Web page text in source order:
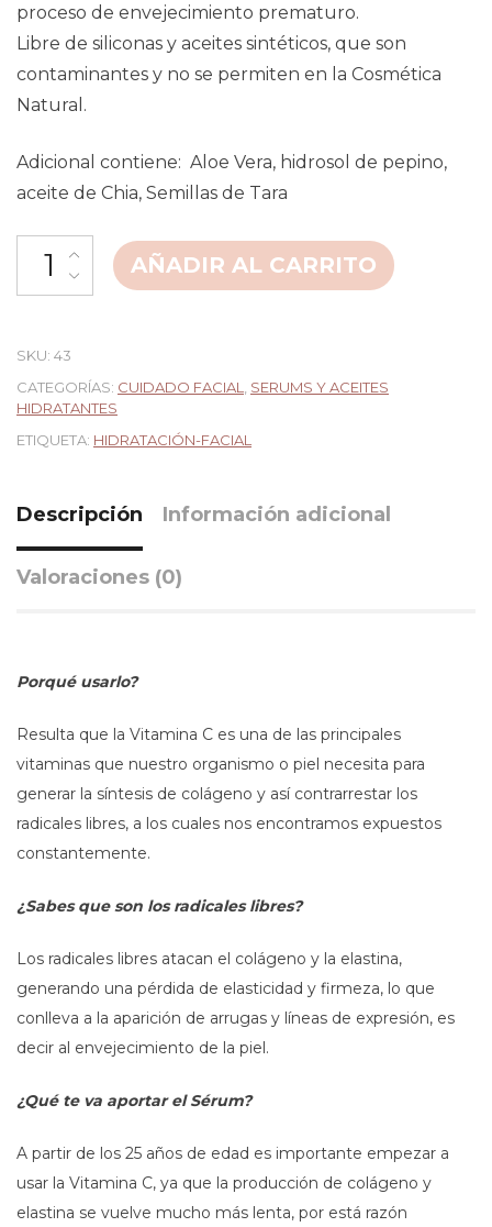
proceso de envejecimiento prematuro.
Libre de siliconas y aceites sintéticos, que son
contaminantes y no se permiten en la Cosmética
Natural.
Adicional contiene: Aloe Vera, hidrosol de pepino,
aceite de Chia, Semillas de Tara
AÑADIR AL CARRITO
SKU: 43
CATEGORÍAS: CUIDADO FACIAL
SERUMS Y ACEITES
HIDRATANTES
ETIQUETA: HIDRATACIÓN-FACIAL
Descripción Información adicional
Valoraciones (0)
Porqué usarlo?
Resulta que la Vitamina C es una de las principales
vitaminas que nuestro organismo o piel necesita para
generar la síntesis de colágeno y así contrarrestar los
radicales libres, a los cuales nos encontramos expuestos
constantemente.
¿Sabes que son los radicales libres?
Los radicales libres atacan el colágeno y la elastina,
generando una pérdida de elasticidad y firmeza, lo que
conlleva a la aparición de arrugas y líneas de expresión, es
decir al envejecimiento de la piel.
¿Qué te va aportar el Sérum?
A partir de los 25 años de edad es importante empezar a
usar la Vitamina C, ya que la producción de colágeno y
elastina se vuelve mucho más lenta, por está razón